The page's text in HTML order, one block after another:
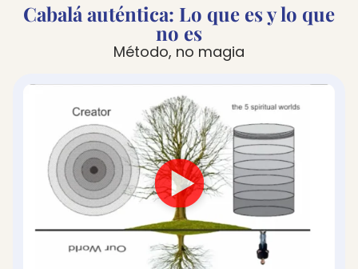
Cabalá auténtica: Lo que es y lo que
no es
Método, no magia